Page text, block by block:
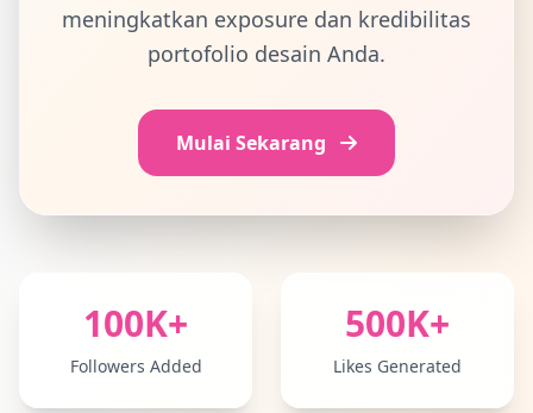
meningkatkan exposure dan kredibilitas
portofolio desain Anda.
Mulai Sekarang
100K+
Followers Added
500K+
Likes Generated